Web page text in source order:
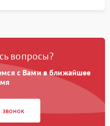
вопросы?
с Вами в ближайшее
звонок